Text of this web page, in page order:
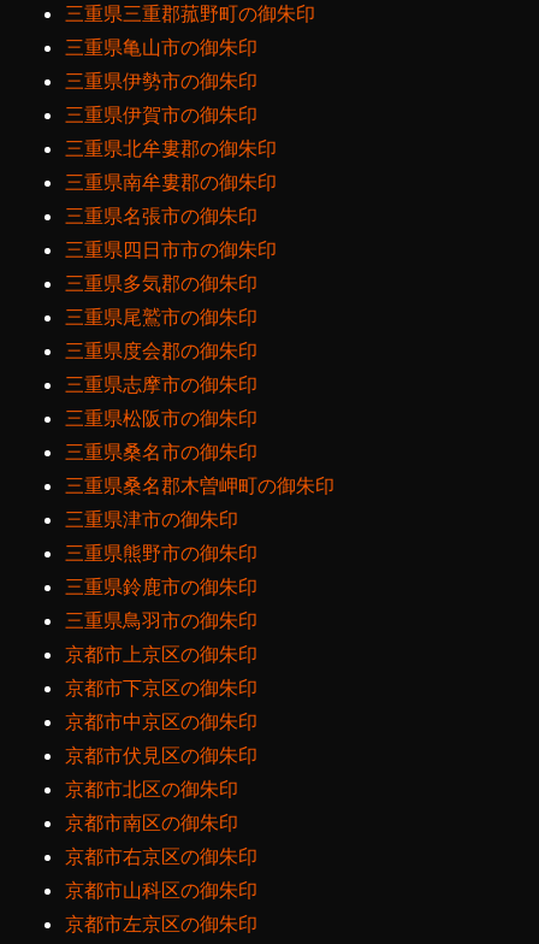
三重県三重郡菰野町の御朱印
三重県亀山市の御朱印
三重県伊勢市の御朱印
三重県伊賀市の御朱印
三重県北牟婁郡の御朱印
三重県南牟婁郡の御朱印
三重県名張市の御朱印
三重県四日市市の御朱印
三重県多気郡の御朱印
三重県尾鷲市の御朱印
三重県度会郡の御朱印
三重県志摩市の御朱印
三重県松阪市の御朱印
三重県桑名市の御朱印
三重県桑名郡木曽岬町の御朱印
三重県津市の御朱印
三重県熊野市の御朱印
三重県鈴鹿市の御朱印
三重県鳥羽市の御朱印
京都市上京区の御朱印
京都市下京区の御朱印
京都市中京区の御朱印
京都市伏見区の御朱印
京都市北区の御朱印
京都市南区の御朱印
京都市右京区の御朱印
京都市山科区の御朱印
京都市左京区の御朱印